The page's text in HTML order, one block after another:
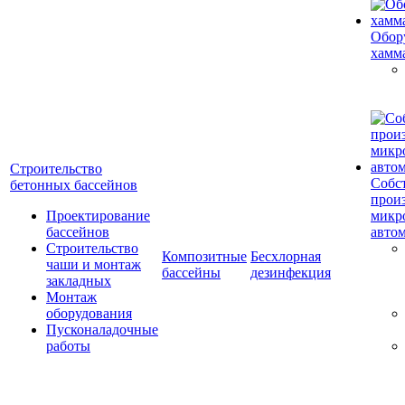
Строительство
бетонных бассейнов
Проектирование
бассейнов
Строительство
чаши и монтаж
закладных
Монтаж
оборудования
Пусконаладочные
работы
Композитные
бассейны
Бесхлорная
дезинфекция